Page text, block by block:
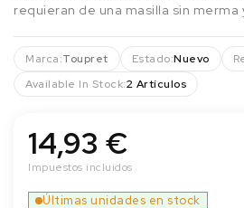
requieran de una masilla sin merma
Marca:Toupret Estado:Nuevo
Available In Stock:2 Artículos
14,93 €
Impuestos incluidos
Últimas unidades en stock